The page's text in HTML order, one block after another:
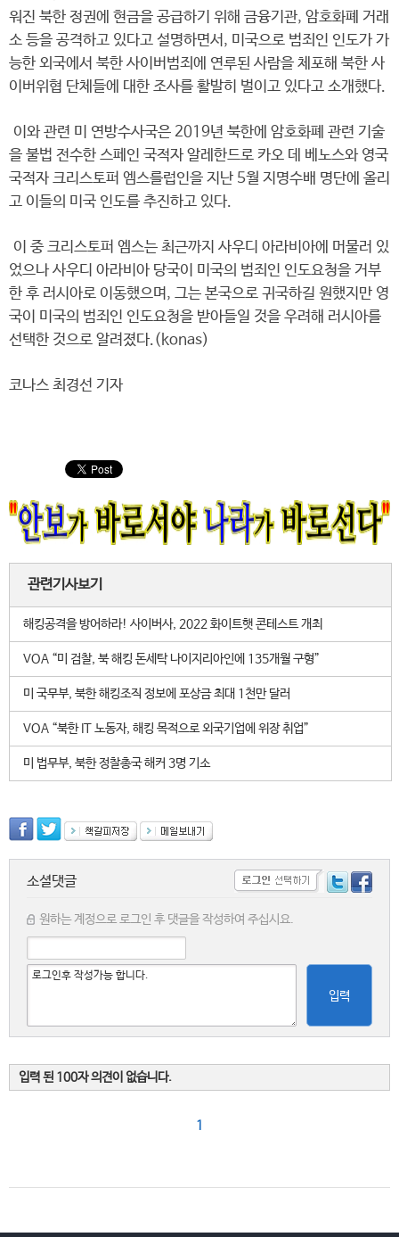
워진 북한 정권에 현금을 공급하기 위해 금융기관, 암호화폐 거래
소 등을 공격하고 있다고 설명하면서, 미국으로 범죄인 인도가 가
능한 외국에서 북한 사이버범죄에 연루된 사람을 체포해 북한 사
이버위협 단체들에 대한 조사를 활발히 벌이고 있다고 소개했다.
이와 관련 미 연방수사국은 2019년 북한에 암호화폐 관련 기술
을 불법 전수한 스페인 국적자 알레한드로 카오 데 베노스와 영국
국적자 크리스토퍼 엠스를럽인을 지난 5월 지명수배 명단에 올리
고 이들의 미국 인도를 추진하고 있다.
이 중 크리스토퍼 엠스는 최근까지 사우디 아라비아에 머물러 있
었으나 사우디 아라비아 당국이 미국의 범죄인 인도요청을 거부
한 후 러시아로 이동했으며, 그는 본국으로 귀국하길 원했지만 영
국이 미국의 범죄인 인도요청을 받아들일 것을 우려해 러시아를
선택한 것으로 알려졌다.(konas)
코나스 최경선 기자
관련기사보기
해킹공격을 방어하라! 사이버사, 2022 화이트햇 콘테스트 개최
VOA “미 검찰, 북 해킹 돈세탁 나이지리아인에 135개월 구형”
미 국무부, 북한 해킹조직 정보에 포상금 최대 1천만 달러
VOA “북한 IT 노동자, 해킹 목적으로 외국기업에 위장 취업”
미 법무부, 북한 정찰총국 해커 3명 기소
소셜댓글
원하는 계정으로 로그인 후 댓글을 작성하여 주십시요.
입력
입력 된 100자 의견이 없습니다.
1